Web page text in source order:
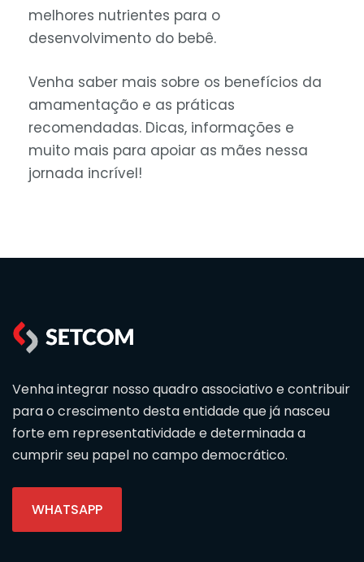
melhores nutrientes para o
desenvolvimento do bebê.
Venha saber mais sobre os benefícios da
amamentação e as práticas
recomendadas. Dicas, informações e
muito mais para apoiar as mães nessa
jornada incrível!
Venha integrar nosso quadro associativo e contribuir
para o crescimento desta entidade que já nasceu
forte em representatividade e determinada a
cumprir seu papel no campo democrático.
WHATSAPP